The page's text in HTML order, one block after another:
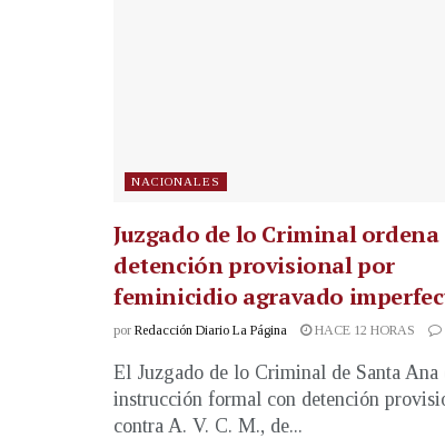
NACIONALES
Juzgado de lo Criminal ordena
detención provisional por
feminicidio agravado
por Redacción Diario La Página HACE 12 HORAS
El Juzgado de lo Criminal de Santa Ana
instrucción formal con detención
contra A. V. C. M., de...